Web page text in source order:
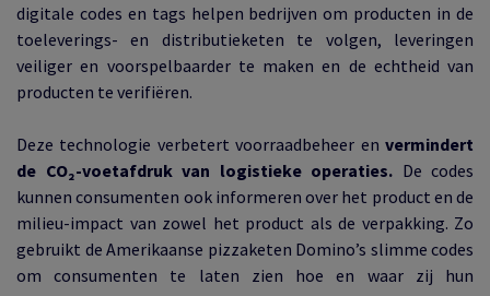
digitale codes en tags helpen bedrijven om producten in de
toeleverings- en distributieketen te volgen, leveringen
veiliger en voorspelbaarder te maken en de echtheid van
producten te verifiëren.
Deze technologie verbetert voorraadbeheer en vermindert
de CO₂-voetafdruk van logistieke operaties. De codes
kunnen consumenten ook informeren over het product en de
milieu-impact van zowel het product als de verpakking. Zo
gebruikt de Amerikaanse pizzaketen Domino’s slimme codes
om consumenten te laten zien hoe en waar zij hun